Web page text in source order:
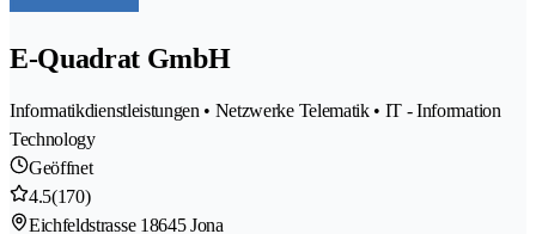
E-Quadrat GmbH
Informatikdienstleistungen • Netzwerke Telematik • IT - Information
Technology
Geöffnet
4.5(170)
Eichfeldstrasse 18645 Jona